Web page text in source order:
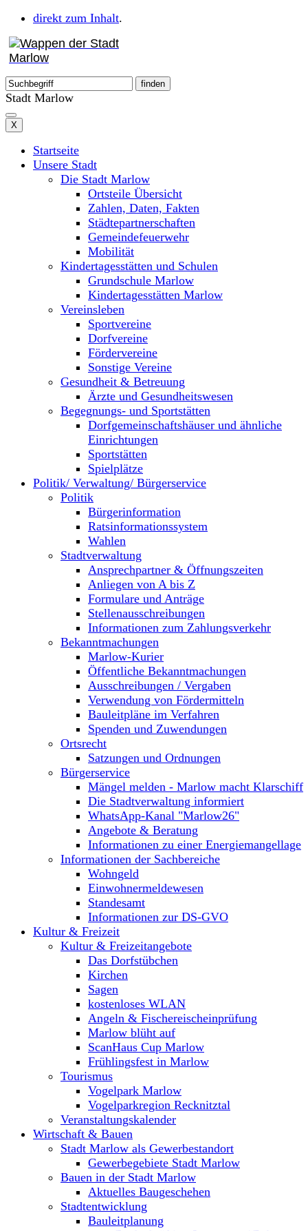
direkt zum Inhalt.
Stadt Marlow
X
Startseite
Unsere Stadt
Die Stadt Marlow
Ortsteile Übersicht
Zahlen, Daten, Fakten
Städtepartnerschaften
Gemeindefeuerwehr
Mobilität
Kindertagesstätten und Schulen
Grundschule Marlow
Kindertagesstätten Marlow
Vereinsleben
Sportvereine
Dorfvereine
Fördervereine
Sonstige Vereine
Gesundheit & Betreuung
Ärzte und Gesundheitswesen
Begegnungs- und Sportstätten
Dorfgemeinschaftshäuser und ähnliche
Einrichtungen
Sportstätten
Spielplätze
Politik/ Verwaltung/ Bürgerservice
Politik
Bürgerinformation
Ratsinformationssystem
Wahlen
Stadtverwaltung
Ansprechpartner & Öffnungszeiten
Anliegen von A bis Z
Formulare und Anträge
Stellenausschreibungen
Informationen zum Zahlungsverkehr
Bekanntmachungen
Marlow-Kurier
Öffentliche Bekanntmachungen
Ausschreibungen / Vergaben
Verwendung von Fördermitteln
Bauleitpläne im Verfahren
Spenden und Zuwendungen
Ortsrecht
Satzungen und Ordnungen
Bürgerservice
Mängel melden - Marlow macht Klarschiff
Die Stadtverwaltung informiert
WhatsApp-Kanal "Marlow26"
Angebote & Beratung
Informationen zu einer Energiemangellage
Informationen der Sachbereiche
Wohngeld
Einwohnermeldewesen
Standesamt
Informationen zur DS-GVO
Kultur & Freizeit
Kultur & Freizeitangebote
Das Dorfstübchen
Kirchen
Sagen
kostenloses WLAN
Angeln & Fischereischeinprüfung
Marlow blüht auf
ScanHaus Cup Marlow
Frühlingsfest in Marlow
Tourismus
Vogelpark Marlow
Vogelparkregion Recknitztal
Veranstaltungskalender
Wirtschaft & Bauen
Stadt Marlow als Gewerbestandort
Gewerbegebiete Stadt Marlow
Bauen in der Stadt Marlow
Aktuelles Baugeschehen
Stadtentwicklung
Bauleitplanung